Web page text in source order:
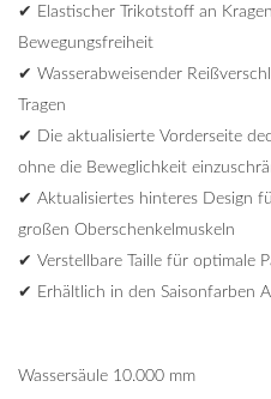
✔ Elastischer Trikotstoff an
Bewegungsfreiheit
✔ Wasserabweisender
Tragen
✔ Die aktualisierte Vorderseite
ohne die Beweglichkeit
✔ Aktualisiertes hinteres Design
großen Oberschenkelmuskeln
✔ Verstellbare Taille für optimale
✔ Erhältlich in den Saisonfarben
Wassersäule 10.000 mm